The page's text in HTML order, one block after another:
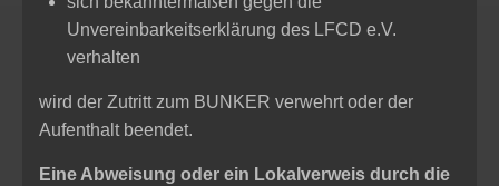
Unvereinbarkeitserklärung des LFCD e.V.
verhalten
wird der Zutritt zum BUNKER verwehrt oder der
Aufenthalt beendet.
Eine Abweisung oder ein Lokalverweis durch die